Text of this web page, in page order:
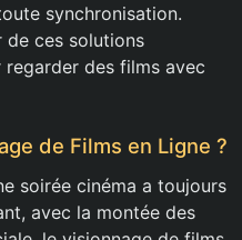
synchronisation.
ces solutions
des films avec
de Films en Ligne ?
soirée cinéma a toujours
avec la montée des